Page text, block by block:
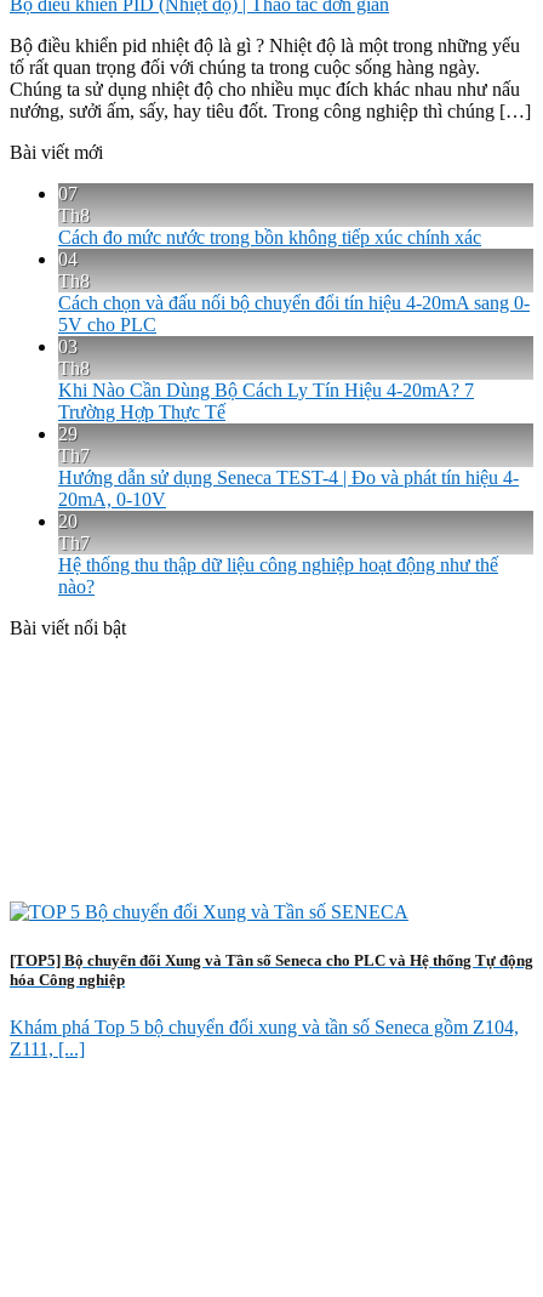
Bộ điều khiển PID (Nhiệt độ) | Thao tác đơn giản
Bộ điều khiển pid nhiệt độ là gì ? Nhiệt độ là một trong những yếu
tố rất quan trọng đối với chúng ta trong cuộc sống hàng ngày.
Chúng ta sử dụng nhiệt độ cho nhiều mục đích khác nhau như nấu
nướng, sưởi ấm, sấy, hay tiêu đốt. Trong công nghiệp thì chúng […]
Bài viết mới
07
Th8
Cách đo mức nước trong bồn không tiếp xúc chính xác
04
Th8
Cách chọn và đấu nối bộ chuyển đổi tín hiệu 4-20mA sang 0-
5V cho PLC
03
Th8
Khi Nào Cần Dùng Bộ Cách Ly Tín Hiệu 4-20mA? 7
Trường Hợp Thực Tế
29
Th7
Hướng dẫn sử dụng Seneca TEST-4 | Đo và phát tín hiệu 4-
20mA, 0-10V
20
Th7
Hệ thống thu thập dữ liệu công nghiệp hoạt động như thế
nào?
Bài viết nổi bật
[TOP5] Bộ chuyển đổi Xung và Tần số Seneca cho PLC và Hệ thống Tự động
hóa Công nghiệp
Khám phá Top 5 bộ chuyển đổi xung và tần số Seneca gồm Z104,
Z111, [...]